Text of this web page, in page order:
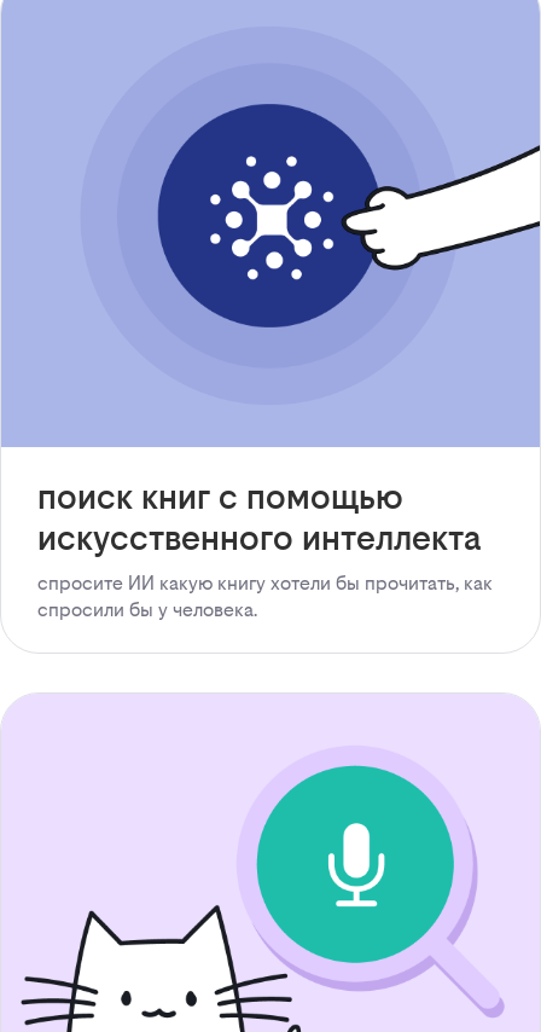
поиск книг с помощью
искусственного интеллекта
спросите ИИ какую книгу хотели бы прочитать, как
спросили бы у человека.